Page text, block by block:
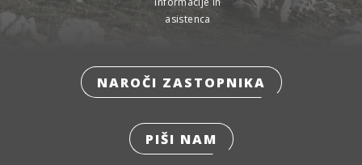
asistenca
NAROČI ZASTOPNIKA
PIŠI NAM